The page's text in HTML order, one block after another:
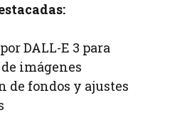
DALL-E 3 para
imágenes
fondos y ajustes